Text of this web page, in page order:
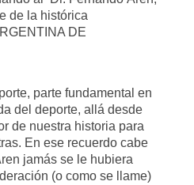
de la histórica
DE
parte fundamental en
del deporte, allá desde
de nuestra historia para
En ese recuerdo cabe
jamás se le hubiera
(o como se llame)